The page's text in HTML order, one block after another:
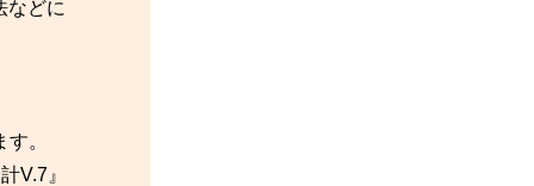
などに
。
V.7』